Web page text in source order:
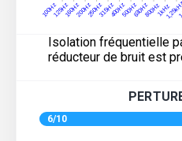
Isolation fréquentielle
réducteur de bruit est
6/10